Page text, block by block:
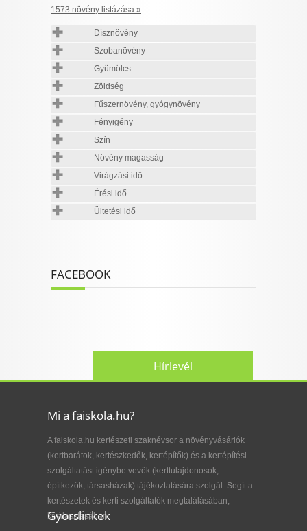
1573 növény listázása »
Dísznövény
Szobanövény
Gyümölcs
Zöldség
Fűszernövény, gyógynövény
Fényigény
Szín
Növény magasság
Virágzási idő
Érési idő
Ültetési idő
FACEBOOK
Hírlevél
Mi a faiskola.hu?
A faiskola.hu kertészeti szaknévsor a növényvásárlók
(kertbarátok, kertészkedők, kertépítők) és a kertépítési
szolgáltatást igénybe vevők (kerttulajdonosok,
építkezők, társasházak) tájékoztatására szolgál. Segít a
kertészetek és kerti szolgáltatók megtalálásában,
kiválasztásában.
Gyorslinkek